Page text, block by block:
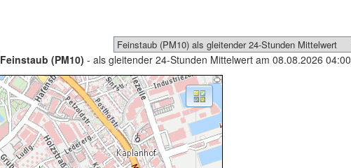
Feinstaub (PM10) - als gleitender 24-Stunden Mittelwert am 08.08.2026 04:00